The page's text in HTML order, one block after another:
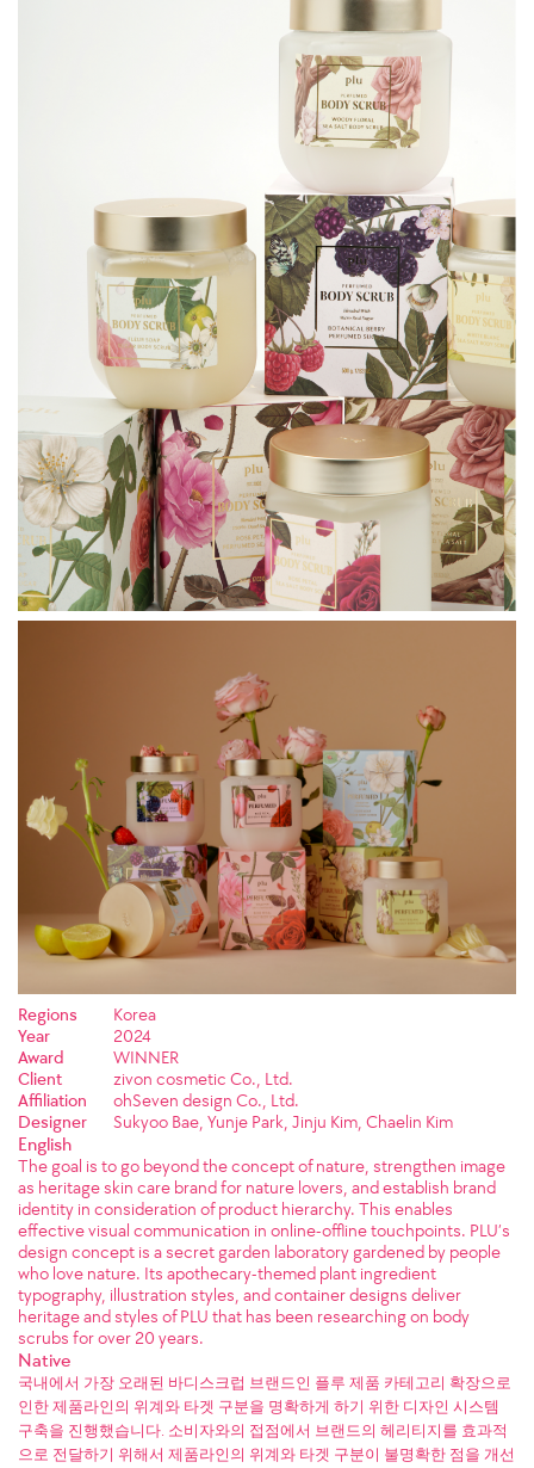
Regions
Korea
Year
2024
Award
WINNER
Client
zivon cosmetic Co., Ltd.
Affiliation
ohSeven design Co., Ltd.
Designer
Sukyoo Bae, Yunje Park, Jinju Kim, Chaelin Kim
English
The goal is to go beyond the concept of nature, strengthen image
as heritage skin care brand for nature lovers, and establish brand
identity in consideration of product hierarchy. This enables
effective visual communication in online-offline touchpoints. PLU’s
design concept is a secret garden laboratory gardened by people
who love nature. Its apothecary-themed plant ingredient
typography, illustration styles, and container designs deliver
heritage and styles of PLU that has been researching on body
scrubs for over 20 years.
Native
국내에서 가장 오래된 바디스크럽 브랜드인 플루 제품 카테고리 확장으로
인한 제품라인의 위계와 타겟 구분을 명확하게 하기 위한 디자인 시스템
구축을 진행했습니다. 소비자와의 접점에서 브랜드의 헤리티지를 효과적
으로 전달하기 위해서 제품라인의 위계와 타겟 구분이 불명확한 점을 개선